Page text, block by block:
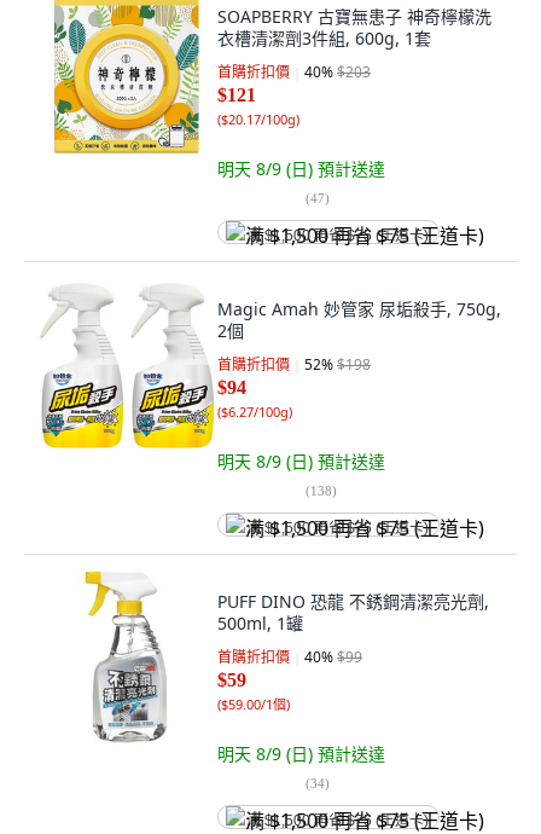
SOAPBERRY 古寶無患子 神奇檸檬洗
衣槽清潔劑3件組, 600g, 1套
首購折扣價 40%$203
$121
($20.17/100g)
明天 8/9 (日) 預計送達
(47)
满 $1,500 再省 $75 (王道卡)
Magic Amah 妙管家 尿垢殺手, 750g,
2個
首購折扣價 52%$198
$94
($6.27/100g)
明天 8/9 (日) 預計送達
(138)
满 $1,500 再省 $75 (王道卡)
PUFF DINO 恐龍 不銹鋼清潔亮光劑,
500ml, 1罐
首購折扣價 40%$99
$59
($59.00/1個)
明天 8/9 (日) 預計送達
(34)
满 $1,500 再省 $75 (王道卡)